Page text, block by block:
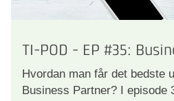
TI-POD - EP #35:
Hvordan man får det bedste
Business Partner? I episode